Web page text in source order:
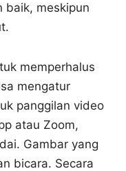
baik, meskipun
memperhalus
mengatur
panggilan video
atau Zoom,
Gambar yang
bicara. Secara